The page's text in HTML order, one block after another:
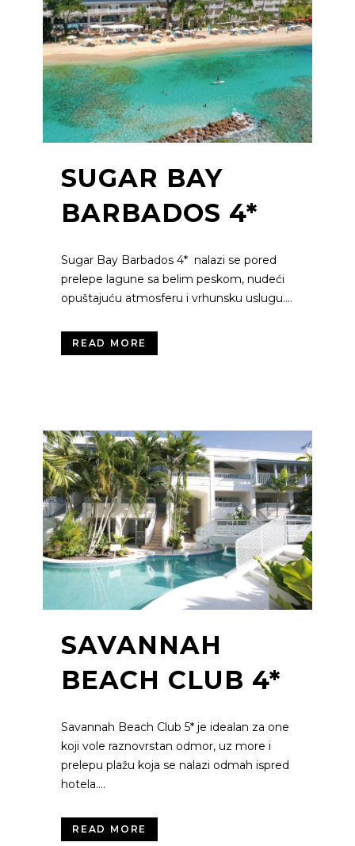
SUGAR BAY
BARBADOS 4*
Sugar Bay Barbados 4* nalazi se pored
prelepe lagune sa belim peskom, nudeći
opuštajuću atmosferu i vrhunsku uslugu....
READ MORE
SAVANNAH
BEACH CLUB 4*
Savannah Beach Club 5* je idealan za one
koji vole raznovrstan odmor, uz more i
prelepu plažu koja se nalazi odmah ispred
hotela....
READ MORE